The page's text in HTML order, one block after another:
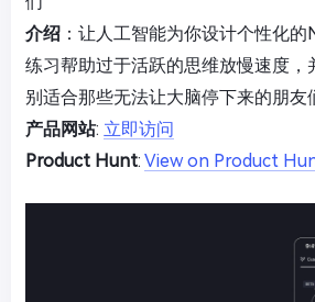
介绍 ：让人工智能为你设计个性化
练习帮助过于活跃的思维放慢速度，
别适合那些无法让大脑停下来的朋友
产品网站: 立即访问
Product Hunt: View on Product